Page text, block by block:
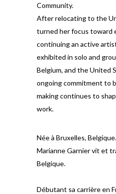
Community.
After relocating to the
turned her focus toward
continuing an active
exhibited in solo and
Belgium, and the United
ongoing commitment to
making continues to
work.
Née à Bruxelles, Belgique.
Marianne Garnier vit et
Belgique.
Débutant sa carrière en